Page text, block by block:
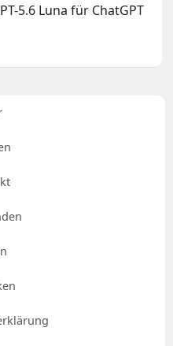
5.6 Luna für ChatGPT